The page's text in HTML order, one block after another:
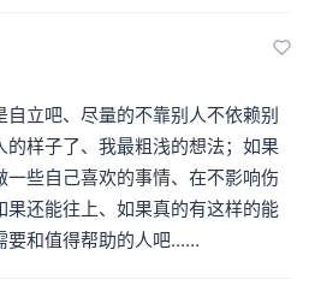
自立吧、尽量的不靠别人不依赖别
的样子了、我最粗浅的想法；如果
一些自己喜欢的事情、在不影响伤
果还能往上、如果真的有这样的能
要和值得帮助的人吧……